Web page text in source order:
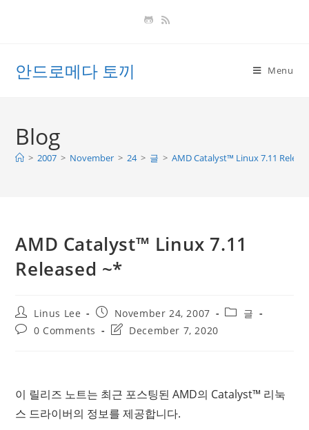
안드로메다 토끼 Menu
Blog
> 2007 > November > 24 > 글 > AMD Catalyst™ Linux 7.11
AMD Catalyst™ Linux 7.11
Released ~*
Post
author:
Linus Lee
Post
published:
November 24, 2007
Post글
Post0 Comments
PostDecember 7, 2020
이 릴리즈 노트는 최근 포스팅된 AMD의 Catalyst™ 리눅
스 드라이버의 정보를 제공합니다.